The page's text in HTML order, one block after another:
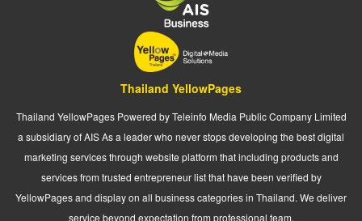
Thailand YellowPages
Thailand YellowPages Powered by Teleinfo Media Public Company Limited
a subsidiary of AIS As a leader who never stops developing the best digital
marketing services through website platform that including products and
services from trusted entrepreneur list that have been verified by
YellowPages and display on all business categories in Thailand. We deliver
service beyond expectation from professional team.